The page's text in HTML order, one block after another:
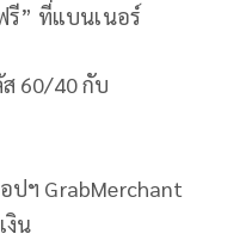
รี” ที่แบนเนอร์
60/40 กับ
ปฯ GrabMerchant
งิน